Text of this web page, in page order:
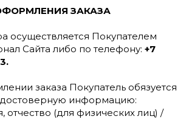
ЗАКАЗА
осуществляется Покупателем
Сайта либо по телефону: +7
заказа Покупатель обязуется
достоверную информацию:
отчество (для физических лиц) /